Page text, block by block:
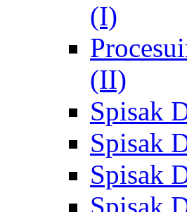
(I)
(II)
Spisak
Spisak
Spisak